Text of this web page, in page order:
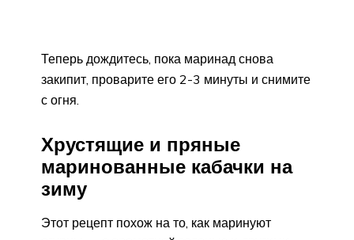
Теперь дождитесь, пока маринад снова
закипит, проварите его 2-3 минуты и снимите
с огня.
Хрустящие и пряные
маринованные кабачки на
зиму
Этот рецепт похож на то, как маринуют